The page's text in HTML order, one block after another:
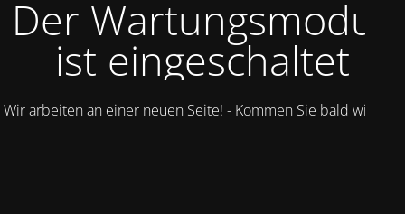
Der Wartungsmodus
ist eingeschaltet
Wir arbeiten an einer neuen Seite! - Kommen Sie bald wieder.